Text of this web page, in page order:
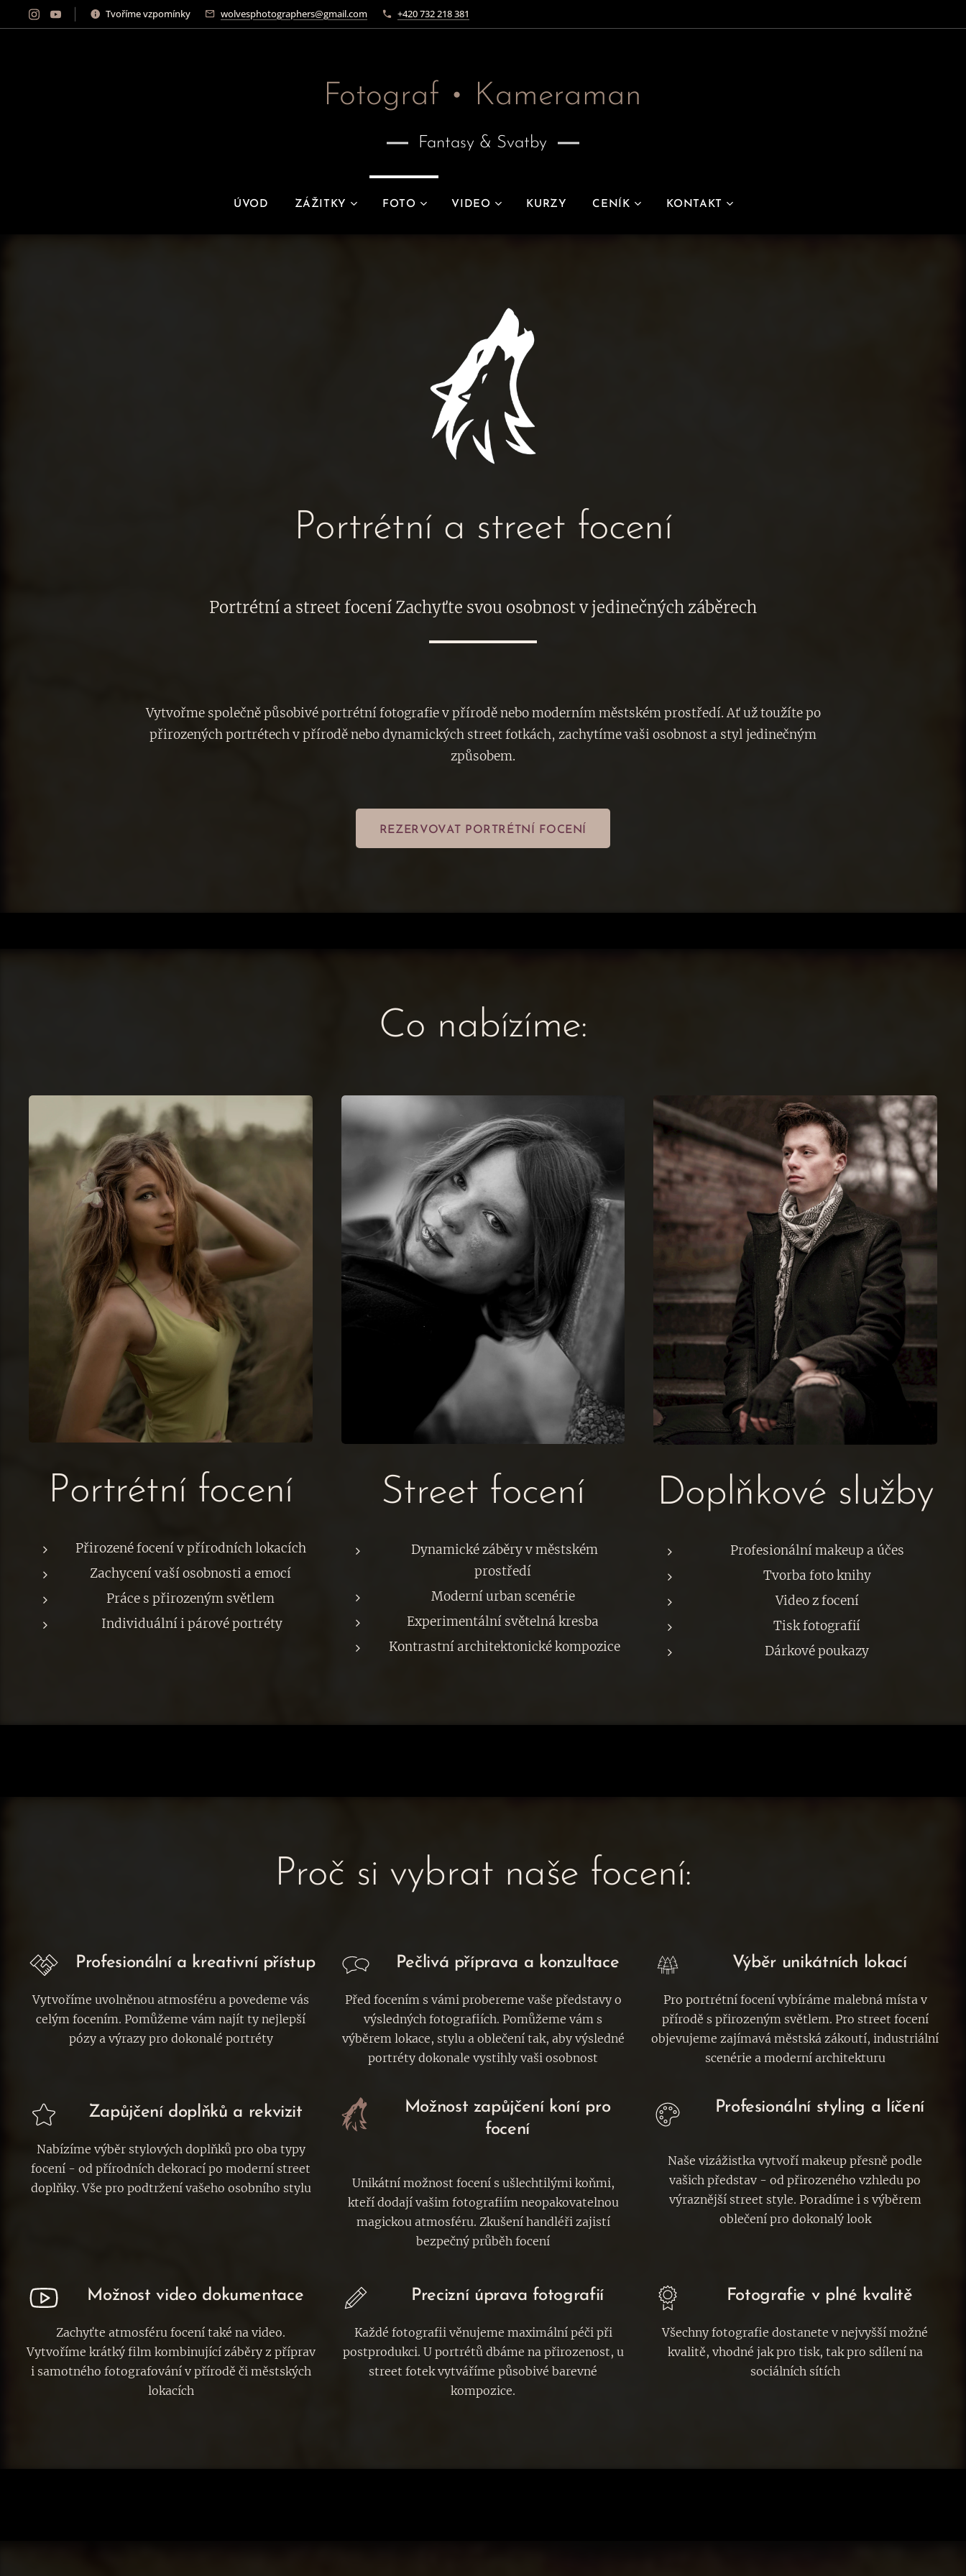
Tvoříme vzpomínky wolvesphotographers@gmail.com +420 732 218 381
Fotograf • Kameraman
Fantasy & Svatby
ÚVOD ZÁŽITKY FOTO VIDEO KURZY CENÍK KONTAKT
Portrétní a street focení
Portrétní a street focení Zachyťte svou osobnost v jedinečných záběrech
Vytvořme společně působivé portrétní fotografie v přírodě nebo moderním městském prostředí. Ať už toužíte po
přirozených portrétech v přírodě nebo dynamických street fotkách, zachytíme vaši osobnost a styl jedinečným
způsobem.
REZERVOVAT PORTRÉTNÍ FOCENÍ
Co nabízíme:
Portrétní focení
Přirozené focení v přírodních lokacích
Zachycení vaší osobnosti a emocí
Práce s přirozeným světlem
Individuální i párové portréty
Street focení
Dynamické záběry v městském
prostředí
Moderní urban scenérie
Experimentální světelná kresba
Kontrastní architektonické kompozice
Doplňkové služby
Profesionální makeup a účes
Tvorba foto knihy
Video z focení
Tisk fotografií
Dárkové poukazy
Proč si vybrat naše focení:
Profesionální a kreativní přístup
Vytvoříme uvolněnou atmosféru a povedeme vás
celým focením. Pomůžeme vám najít ty nejlepší
pózy a výrazy pro dokonalé portréty
Pečlivá příprava a konzultace
Před focením s vámi probereme vaše představy o
výsledných fotografiích. Pomůžeme vám s
výběrem lokace, stylu a oblečení tak, aby výsledné
portréty dokonale vystihly vaši osobnost
Výběr unikátních lokací
Pro portrétní focení vybíráme malebná místa v
přírodě s přirozeným světlem. Pro street focení
objevujeme zajímavá městská zákoutí, industriální
scenérie a moderní architekturu
Zapůjčení doplňků a rekvizit
Nabízíme výběr stylových doplňků pro oba typy
focení - od přírodních dekorací po moderní street
doplňky. Vše pro podtržení vašeho osobního stylu
Možnost zapůjčení koní pro
focení
Unikátní možnost focení s ušlechtilými koňmi,
kteří dodají vašim fotografiím neopakovatelnou
magickou atmosféru. Zkušení handléři zajistí
bezpečný průběh focení
Profesionální styling a líčení
Naše vizážistka vytvoří makeup přesně podle
vašich představ - od přirozeného vzhledu po
výraznější street style. Poradíme i s výběrem
oblečení pro dokonalý look
Možnost video dokumentace
Zachyťte atmosféru focení také na video.
Vytvoříme krátký film kombinující záběry z příprav
i samotného fotografování v přírodě či městských
lokacích
Precizní úprava fotografií
Každé fotografii věnujeme maximální péči při
postprodukci. U portrétů dbáme na přirozenost, u
street fotek vytváříme působivé barevné
kompozice.
Fotografie v plné kvalitě
Všechny fotografie dostanete v nejvyšší možné
kvalitě, vhodné jak pro tisk, tak pro sdílení na
sociálních sítích